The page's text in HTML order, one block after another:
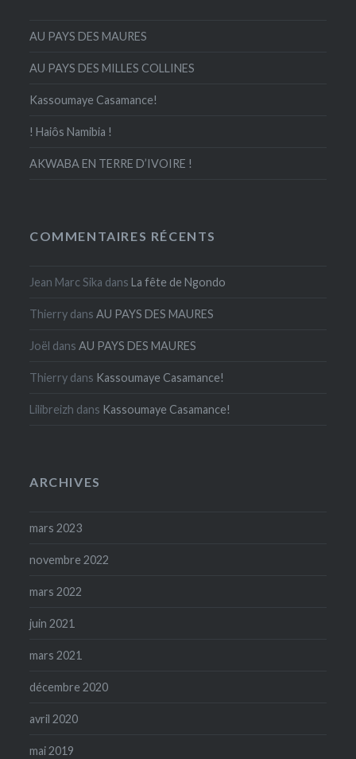
AU PAYS DES MAURES
AU PAYS DES MILLES COLLINES
Kassoumaye Casamance!
! Haiôs Namibia !
AKWABA EN TERRE D’IVOIRE !
COMMENTAIRES RÉCENTS
Jean Marc Sika dansLa fête de Ngondo
Thierry dansAU PAYS DES MAURES
Joël dansAU PAYS DES MAURES
Thierry dans Kassoumaye Casamance!
Lilibreizh dans Kassoumaye Casamance!
ARCHIVES
mars 2023
novembre 2022
mars 2022
juin 2021
mars 2021
décembre 2020
avril 2020
mai 2019